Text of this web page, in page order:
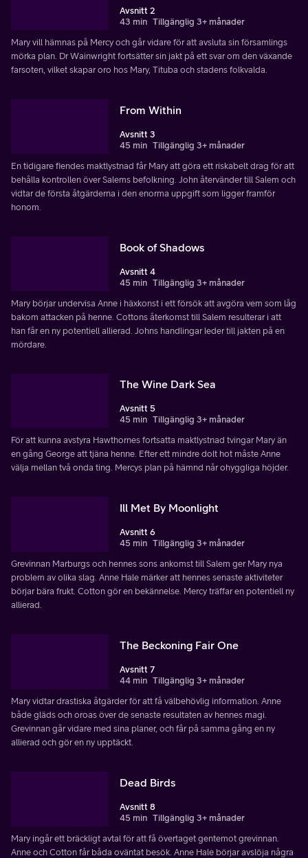
Avsnitt 2
43 min Tillgänglig 3+ månader
Mary vill hämnas på Mercy och går vidare för att avsluta sin församlings
mörka plan. Dr Wainwright fortsätter sin jakt på ett svar om den växande
farsoten, vilket skapar oro hos Mary, Tituba och stadens folkvalda.
From Within
Avsnitt 3
45 min Tillgänglig 3+ månader
En tidigare fiendes maktlystnad får Mary att göra ett riskabelt drag för att
behålla kontrollen över Salems befolkning. John återvänder till Salem och
vidtar de första åtgärderna i den enorma uppgift som ligger framför
honom.
Book of Shadows
Avsnitt 4
45 min Tillgänglig 3+ månader
Mary börjar undervisa Anne i häxkonst i ett försök att avgöra vem som låg
bakom attacken på henne. Cottons återkomst till Salem resulterar i att
han får en ny potentiell allierad. Johns handlingar leder till jakten på en
mördare.
The Wine Dark Sea
Avsnitt 5
45 min Tillgänglig 3+ månader
För att kunna avstyra Hawthornes fortsatta maktlystnad tvingar Mary än
en gång George att tjäna henne. Efter ett mindre dolt hot måste Anne
välja mellan två onda ting. Mercys plan på hämnd når ohyggliga höjder.
Ill Met By Moonlight
Avsnitt 6
45 min Tillgänglig 3+ månader
Grevinnan Marburgs och hennes sons ankomst till Salem ger Mary nya
problem av olika slag. Anne Hale märker att hennes senaste aktiviteter
börjar bära frukt. Cotton gör en bekännelse. Mercy träffar en potentiell ny
allierad.
The Beckoning Fair One
Avsnitt 7
44 min Tillgänglig 3+ månader
Mary vidtar drastiska åtgärder för att få välbehövlig information. Anne
både gläds och oroas över de senaste resultaten av hennes magi.
Grevinnan går vidare med sina planer, och får på samma gång en ny
allierad och gör en ny upptäckt.
Dead Birds
Avsnitt 8
45 min Tillgänglig 3+ månader
Mary ingår ett bräckligt avtal för att få övertaget gentemot grevinnan.
Anne och Cotton får båda oväntat besök. Anne Hale börjar avslöja några